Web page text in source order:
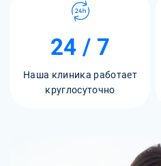
24 / 7
Наша клиника работает
круглосуточно